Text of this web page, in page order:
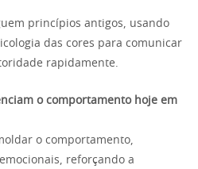
princípios antigos, usando
das cores para comunicar
rapidamente.
o comportamento hoje em
o comportamento,
reforçando a